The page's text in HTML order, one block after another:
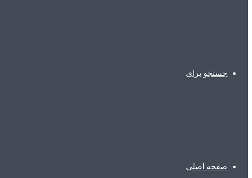
جستجو برای
صفحه اصلی